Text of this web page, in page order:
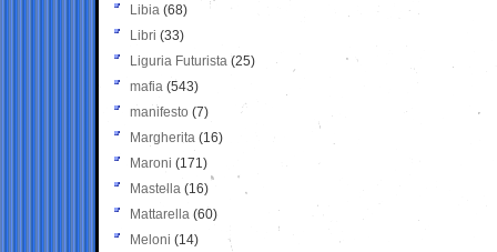
Libia (68)
Libri (33)
Liguria Futurista (25)
mafia (543)
manifesto (7)
Margherita (16)
Maroni (171)
Mastella (16)
Mattarella (60)
Meloni (14)